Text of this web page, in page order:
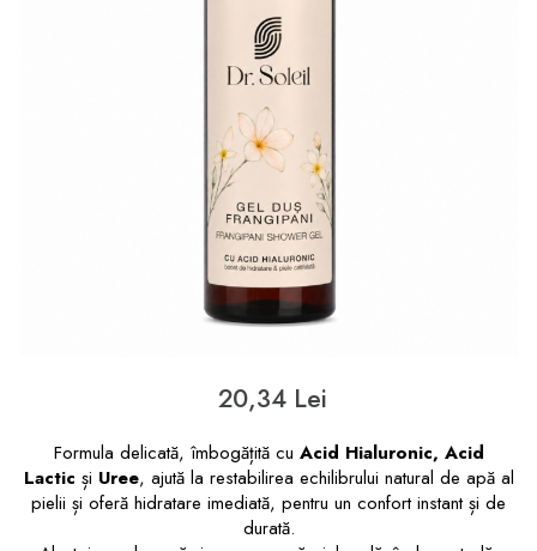
20,34 Lei
Formula delicată, îmbogățită cu Acid Hialuronic, Acid
Lactic și Uree, ajută la restabilirea echilibrului natural de apă al
pielii și oferă hidratare imediată, pentru un confort instant și de
durată.